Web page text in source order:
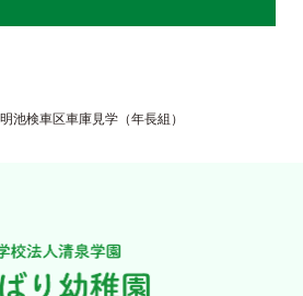
池検車区車庫見学（年長組）